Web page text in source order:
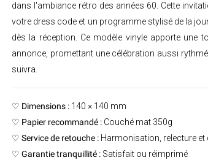
dans l'ambiance rétro des années 60. Cette
votre dress code et un programme stylisé de la
dès la réception. Ce modèle vinyle apporte une
annonce, promettant une célébration aussi
suivra.
♡ Dimensions : 140 × 140 mm
♡ Papier recommandé : Couché mat 350g
♡ Service de retouche : Harmonisation, relecture
♡ Garantie tranquillité : Satisfait ou réimprimé